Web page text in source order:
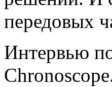
передовых
Интервью